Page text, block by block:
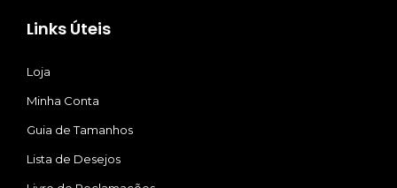
Links Úteis
Loja
Minha Conta
Guia de Tamanhos
Lista de Desejos